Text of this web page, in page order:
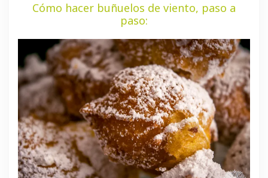
Cómo hacer buñuelos de viento, paso a
paso: